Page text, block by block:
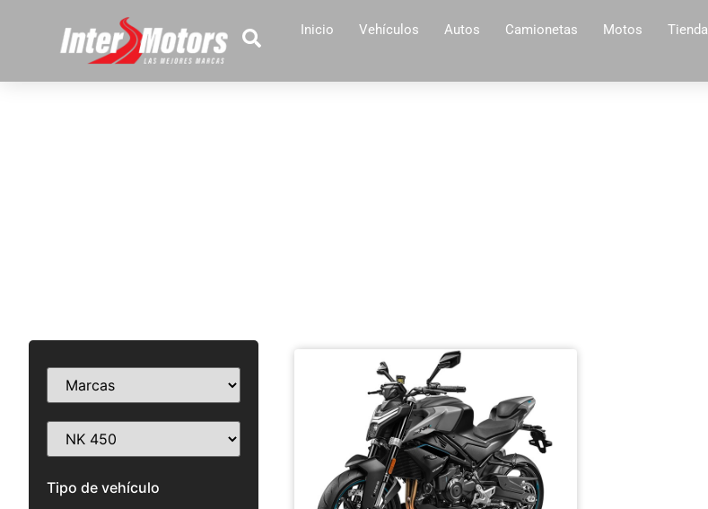
Inicio Vehículos Autos Camionetas Motos Tienda
Modelo: NK 450
Tipo de vehículo
Haz clic aquí